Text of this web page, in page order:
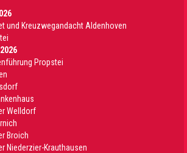
und Kreuzwegandacht Aldenhoven
Propstei
Welldorf
Broich
Niederzier-Krauthausen